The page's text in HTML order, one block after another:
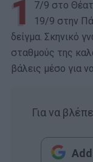
1
7/9 στο
19/9 στην
δείγμα. Σκηνικό
σταθμούς της
βάλεις μέσο για
Για να